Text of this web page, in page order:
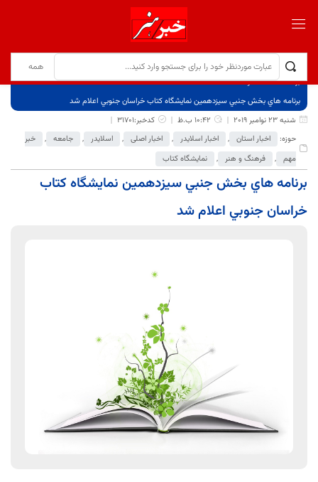
برگ نخست
نوشته‌ها
برنامه هاي بخش جنبي سيزدهمين نمايشگاه كتاب خراسان جنوبي اعلام شد
شنبه 23 نوامبر 2019
10:42 ب.ظ
کدخبر:31701
حوزه:
اخبار استان , اخبار اسلایدر , اخبار اصلی , اسلایدر , جامعه ,
خبر
مهم , فرهنگ و هنر , نمایشگاه کتاب
برنامه هاي بخش جنبي سيزدهمين نمايشگاه كتاب
خراسان جنوبي اعلام شد